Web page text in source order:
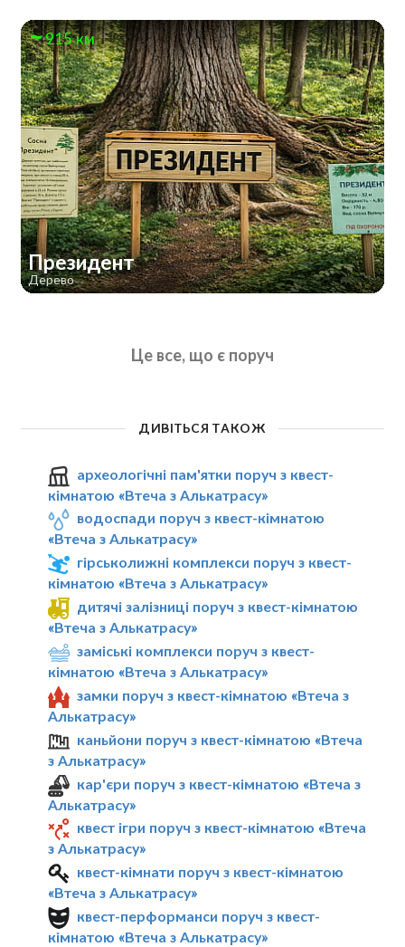
915 км
Президент
Дерево
Це все, що є поруч
ДИВІТЬСЯ ТАКОЖ
археологічні пам'ятки поруч з квест-
кімнатою «Втеча з Алькатрасу»
водоспади поруч з квест-кімнатою
«Втеча з Алькатрасу»
гірськолижні комплекси поруч з квест-
кімнатою «Втеча з Алькатрасу»
дитячі залізниці поруч з квест-кімнатою
«Втеча з Алькатрасу»
заміські комплекси поруч з квест-
кімнатою «Втеча з Алькатрасу»
замки поруч з квест-кімнатою «Втеча з
Алькатрасу»
каньйони поруч з квест-кімнатою «Втеча
з Алькатрасу»
кар'єри поруч з квест-кімнатою «Втеча з
Алькатрасу»
квест ігри поруч з квест-кімнатою «Втеча
з Алькатрасу»
квест-кімнати поруч з квест-кімнатою
«Втеча з Алькатрасу»
квест-перформанси поруч з квест-
кімнатою «Втеча з Алькатрасу»